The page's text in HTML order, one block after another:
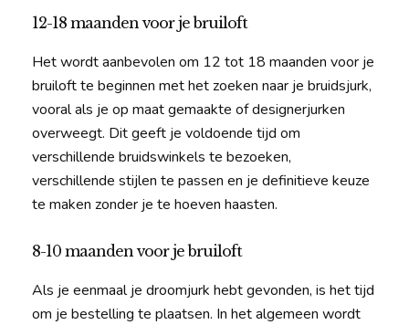
12-18 maanden voor je bruiloft
Het wordt aanbevolen om 12 tot 18 maanden voor je
bruiloft te beginnen met het zoeken naar je bruidsjurk,
vooral als je op maat gemaakte of designerjurken
overweegt. Dit geeft je voldoende tijd om
verschillende bruidswinkels te bezoeken,
verschillende stijlen te passen en je definitieve keuze
te maken zonder je te hoeven haasten.
8-10 maanden voor je bruiloft
Als je eenmaal je droomjurk hebt gevonden, is het tijd
om je bestelling te plaatsen. In het algemeen wordt